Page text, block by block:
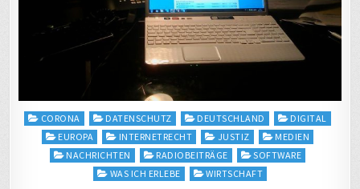
Posted
CORONA DATENSCHUTZ DEUTSCHLAND
DIGITAL
EUROPA
INTERNETRECHT JUSTIZ
MEDIEN
NACHRICHTEN
RADIOBEITRÄGE
SOFTWARE
WAS ICH ERLEBE
WIRTSCHAFT